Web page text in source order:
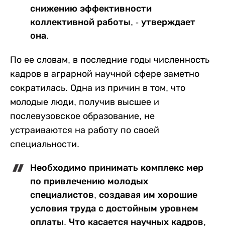
снижению эффективности
коллективной работы, - утверждает
она.
По ее словам, в последние годы численность
кадров в аграрной научной сфере заметно
сократилась. Одна из причин в том, что
молодые люди, получив высшее и
послевузовское образование, не
устраиваются на работу по своей
специальности.
Необходимо принимать комплекс мер
по привлечению молодых
специалистов, создавая им хорошие
условия труда с достойным уровнем
оплаты. Что касается научных кадров,